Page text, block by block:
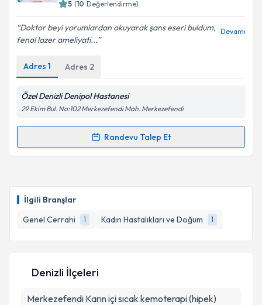
İlgili Branşlar
Genel Cerrahi
1 Kadın Hastalıkları ve Doğum 1
E-posta Adresiniz
Kişisel verilerimin işlenmesine ilişkinAydınlatma
Metni'ni okudum ve kişisel verilerimin belirtilen
kapsamda işlenmesini kabul ediyorum.
Takvim Talebini Gönder
5 (10 Değerlendirme)
Doktor beyi yorumlardan okuyarak şans eseri buldum,
fenol lazer ameliyati...
Devamı
Adres 1 Adres 2
Özel Denizli Denipol Hastanesi
29 Ekim Bul. No:102 Merkezefendi Mah. Merkezefendi
Randevu Talep Et
Randevu Takvimi Talebi
takvim hazırlandığında e-posta ile bilgilendireceğiz.
E-posta Adresiniz
Metni'ni okudum ve kişisel verilerimin belirtilen
Denizli İlçeleri
Merkezefendi Karın içi sıcak kemoterapi (hipek)